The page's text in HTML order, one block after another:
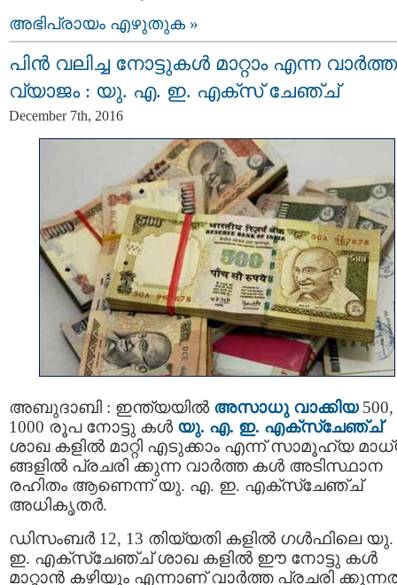
അഭിപ്രായം എഴുതുക »
പിന്‍ വലിച്ച നോട്ടുകൾ മാറ്റാം എന്ന വാര്‍ത്ത
വ്യാജം : യു. എ. ഇ. എക്സ് ചേഞ്ച്
December 7th, 2016
അബുദാബി : ഇന്ത്യയില്‍ അസാധു വാക്കിയ500,
1000 രൂപ നോട്ടു കള്‍ യു. എ. ഇ. എക്സ്ചേഞ്ച്
ശാഖ കളില്‍ മാറ്റി എടുക്കാം എന്ന് സാമൂഹ്യ
ങ്ങളില്‍ പ്രചരി ക്കുന്ന വാര്‍ത്ത കള്‍ അടിസ്ഥാന
രഹിതം ആണെന്ന് യു. എ. ഇ. എക്സ്ചേഞ്ച്
അധികൃതര്‍.
ഡിസംബര്‍ 12, 13 തിയ്യതി കളില്‍ ഗള്‍ഫിലെ
ഇ. എക്സ്ചേഞ്ച് ശാഖ കളില്‍ ഈ നോട്ടു കള്‍
മാറ്റാന്‍ കഴിയും എന്നാണ് വാര്‍ത്ത പ്രചരി